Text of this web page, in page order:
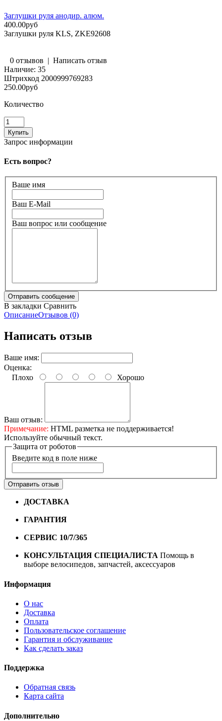
Заглушки руля анодир. алюм.
400.00руб
Заглушки руля KLS, ZKE92608
0 отзывов | Написать отзыв
Наличие: 35
Штрихкод 2000999769283
250.00руб
Количество
Запрос информации
Есть вопрос?
Ваше имя
Ваш E-Mail
Ваш вопрос или сообщение
В закладки Сравнить
ОписаниеОтзывов (0)
Написать отзыв
Ваше имя:
Оценка:
Плохо
Хорошо
Ваш отзыв:
Примечание: HTML разметка не поддерживается!
Используйте обычный текст.
Защита от роботов
Введите код в поле ниже
Отправить отзыв
ДОСТАВКА
ГАРАНТИЯ
СЕРВИС 10/7/365
КОНСУЛЬТАЦИЯ СПЕЦИАЛИСТА Помощь в
выборе велосипедов, запчастей, аксессуаров
Информация
О нас
Доставка
Оплата
Пользовательское соглашение
Гарантия и обслуживание
Как сделать заказ
Поддержка
Обратная связь
Карта сайта
Дополнительно